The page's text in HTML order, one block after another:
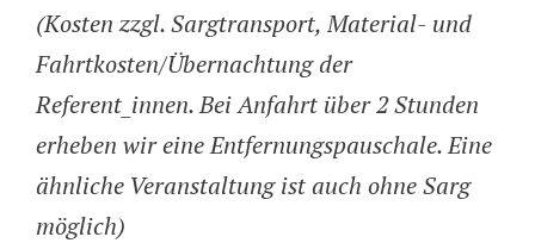
(Kosten zzgl. Sargtransport, Material- und
Fahrtkosten/Übernachtung der
Referent_innen. Bei Anfahrt über 2 Stunden
erheben wir eine Entfernungspauschale. Eine
ähnliche Veranstaltung ist auch ohne Sarg
möglich)